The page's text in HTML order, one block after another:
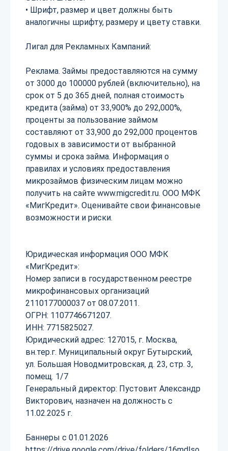
• Шрифт, размер и цвет должны быть
аналогичны шрифту, размеру и цвету ставки.
Лигал для Рекламных Кампаний:
Реклама. Займы предоставляются на сумму
от 3000 до 100000 рублей (включительно), на
срок от 5 до 365 дней, полная стоимость
кредита (займа) от 33,900% до 292,000%,
проценты за пользование займом
составляют от 33,900 до 292,000 процентов
годовых в зависимости от выбранной
суммы и срока займа. Информация о
правилах и условиях предоставления
микрозаймов физическим лицам можно
получить на сайте www.migcredit.ru. ООО МФК
«МигКредит». Оценивайте свои финансовые
возможности и риски.
Юридическая информация ООО МФК
«МигКредит»:
Номер записи в государственном реестре
микрофинансовых организаций
2110177000037 от 08.07.2011.
ОГРН: 1107746671207.
ИНН: 7715825027.
Юридический адрес: 127015, г. Москва,
вн.тер.г. Муниципальный округ Бутырский,
ул. Большая Новодмитровская, д. 23, стр. 3,
помещ. 1/7
Генеральный директор: Пустовит Александр
Викторович, назначен на должность с
11.02.2025 г.
Баннеры с 01.01.2026